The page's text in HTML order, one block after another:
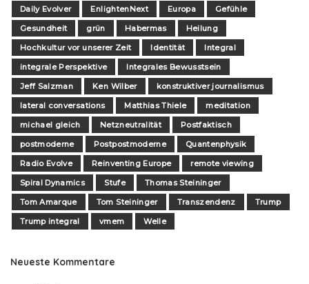
Daily Evolver
EnlightenNext Europa
Gefühle
Gesundheit
grün Habermas
Heilung
Hochkultur vor unserer Zeit
Identität
Integral
integrale Perspektive
Integrales Bewusstsein
Jeff Salzman
Ken Wilber
konstruktiver journalismus
lateral conversations
Matthias Thiele
meditation
michael gleich
Netzneutralität
Postfaktisch
postmoderne
Postpostmoderne
Quantenphysik
Radio Evolve
Reinventing Europe
remote viewing
Spiral Dynamics
Stufe
Thomas Steininger
Tom Amarque
Tom Steininger Transzendenz
Trump
Trump integral
vmem Welle
Neueste Kommentare